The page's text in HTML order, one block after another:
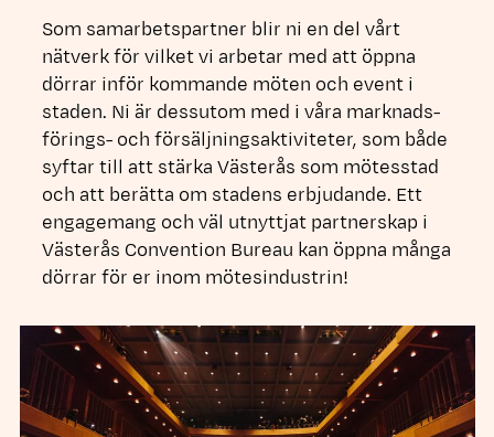
Som samarbetspartner blir ni en del vårt
nätverk för vilket vi arbetar med att öppna
dörrar inför kommande möten och event i
staden. Ni är dessutom med i våra marknads­
förings- och försäljningsaktiviteter, som både
syftar till att stärka Västerås som mötesstad
och att berätta om stadens erbjudande. Ett
engagemang och väl utnyttjat partnerskap i
Västerås Convention Bureau kan öppna många
dörrar för er inom mötesindustrin!